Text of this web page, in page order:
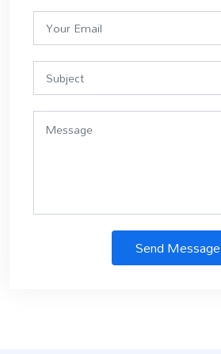
Send Message